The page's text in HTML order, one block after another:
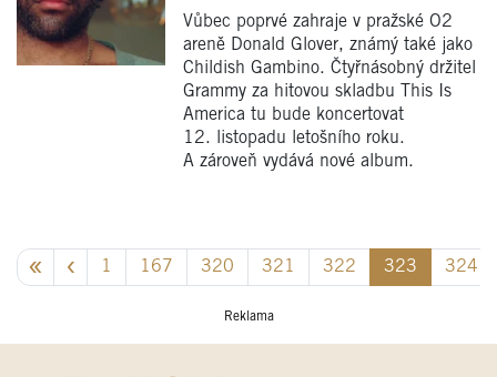
Vůbec poprvé zahraje v pražské O2
areně Donald Glover, známý také jako
Childish Gambino. Čtyřnásobný držitel
Grammy za hitovou skladbu This Is
America tu bude koncertovat
12. listopadu letošního roku.
A zároveň vydává nové album.
1 167 320 321 322 323 324
Reklama